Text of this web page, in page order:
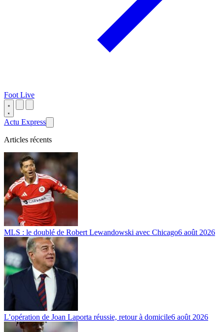
Foot Live
Actu Express
Articles récents
MLS : le doublé de Robert Lewandowski avec Chicago6 août 2026
L’opération de Joan Laporta réussie, retour à domicile6 août 2026